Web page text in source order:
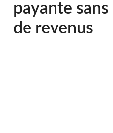
payante
de revenus